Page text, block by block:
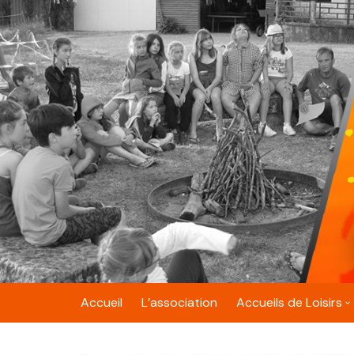
Skip
to
content
Accueil L’association Accueils de Loisirs